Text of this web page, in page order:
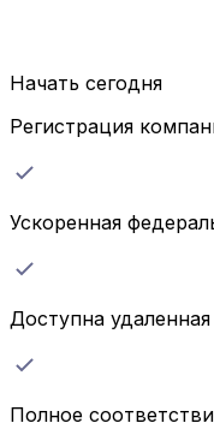
Начать сегодня
Регистрация
Ускоренная
Доступна
Полное